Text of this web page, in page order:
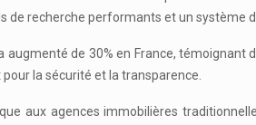
de recherche performants et un système
de 30% en France, témoignant
la sécurité et la transparence.
aux agences immobilières